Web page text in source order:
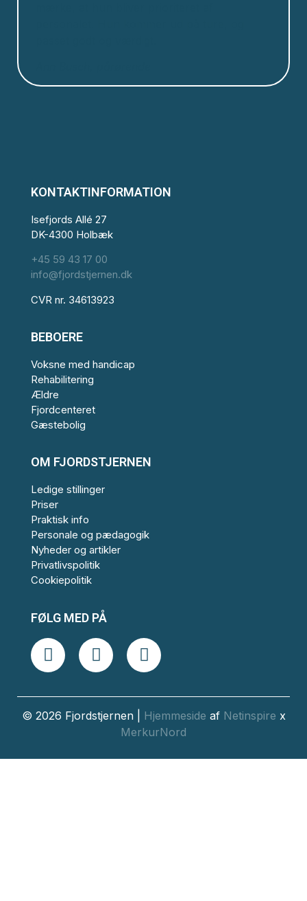
KONTAKTINFORMATION
Isefjords Allé 27
DK-4300 Holbæk
+45 59 43 17 00
info@fjordstjernen.dk
CVR nr. 34613923
BEBOERE
Voksne med handicap
Rehabilitering
Ældre
Fjordcenteret
Gæstebolig
OM FJORDSTJERNEN
Ledige stillinger
Priser
Praktisk info
Personale og pædagogik
Nyheder og artikler
Privatlivspolitik
Cookiepolitik
FØLG MED PÅ
© 2026 Fjordstjernen | Hjemmeside af Netinspire x
MerkurNord